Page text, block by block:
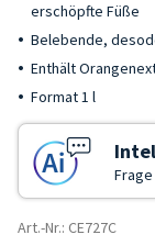
erschöpfte Füße
Belebende,
Enthält
Format 1 l
Art.-Nr.: CE727C